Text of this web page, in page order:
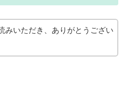
みいただき、ありがとうござい